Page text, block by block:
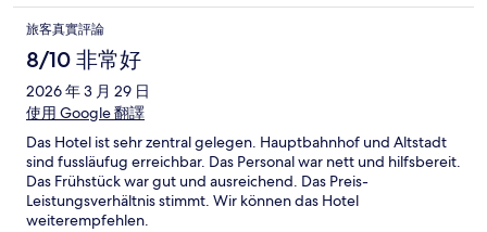
旅客真實評論
8/10 非常好
2026 年 3 月 29 日
使用 Google 翻譯
Das Hotel ist sehr zentral gelegen. Hauptbahnhof und Altstadt
sind fussläufug erreichbar. Das Personal war nett und hilfsbereit.
Das Frühstück war gut und ausreichend. Das Preis-
Leistungsverhältnis stimmt. Wir können das Hotel
weiterempfehlen.